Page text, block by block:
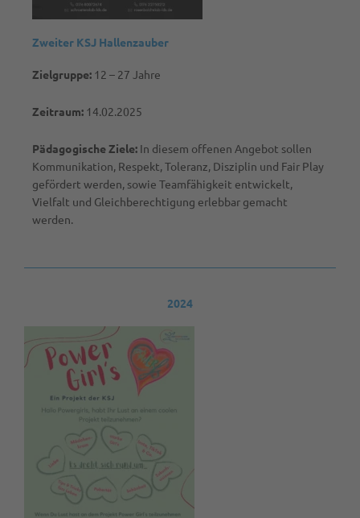
Zweiter KSJ Hallenzauber
Zielgruppe: 12 – 27 Jahre
Zeitraum: 14.02.2025
Pädagogische Ziele: In diesem offenen Angebot sollen
Kommunikation, Respekt, Toleranz, Disziplin und Fair Play
gefördert werden, sowie Teamfähigkeit entwickelt,
Vielfalt und Gleichberechtigung erlebbar gemacht
werden.
2024